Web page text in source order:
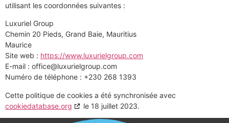
utilisant les coordonnées suivantes :
Luxuriel Group
Chemin 20 Pieds, Grand Baie, Mauritius
Maurice
Site web : https://www.luxurielgroup.com
E-mail : office@luxurielgroup.com
Numéro de téléphone : +230 268 1393
Cette politique de cookies a été synchronisée avec
cookiedatabase.org
le 18 juillet 2023.